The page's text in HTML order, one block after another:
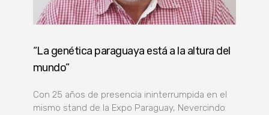
“La genética paraguaya está a la altura del
mundo”
Con 25 años de presencia ininterrumpida en el
mismo stand de la Expo Paraguay, Nevercindo